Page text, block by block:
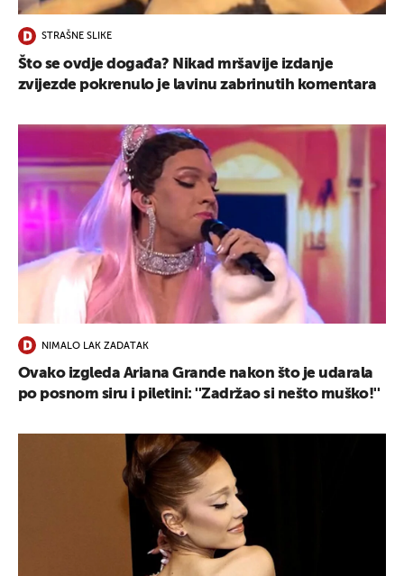
STRAŠNE SLIKE
Što se ovdje događa? Nikad mršavije izdanje
zvijezde pokrenulo je lavinu zabrinutih komentara
NIMALO LAK ZADATAK
Ovako izgleda Ariana Grande nakon što je udarala
po posnom siru i piletini: ''Zadržao si nešto muško!''